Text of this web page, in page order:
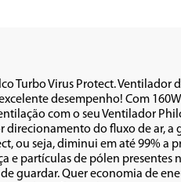
Turbo Virus Protect. Ventilador
desempenho! Com
com o seu Ventilador
do fluxo de ar, a
ou seja, diminui em até 99%
e partículas de pólen presentes
guardar. Quer economia de